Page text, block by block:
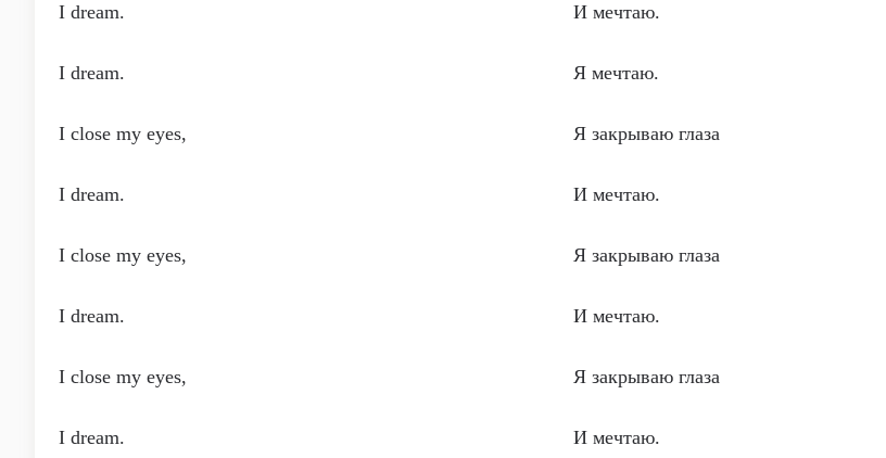
I dream. И мечтаю.
I dream. Я мечтаю.
I close my eyes, Я закрываю глаза
I dream. И мечтаю.
I close my eyes, Я закрываю глаза
I dream. И мечтаю.
I close my eyes, Я закрываю глаза
I dream. И мечтаю.